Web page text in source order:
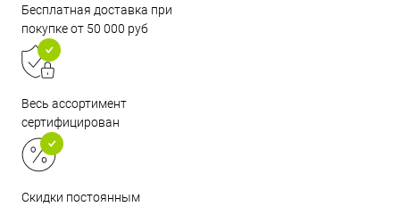
Бесплатная доставка при
покупке от 50 000 руб
Весь ассортимент
сертифицирован
Скидки постоянным